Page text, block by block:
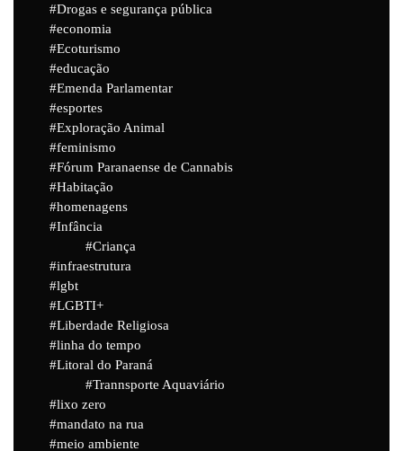
Drogas e segurança pública
economia
Ecoturismo
educação
Emenda Parlamentar
esportes
Exploração Animal
feminismo
Fórum Paranaense de Cannabis
Habitação
homenagens
Infância
Criança
infraestrutura
lgbt
LGBTI+
Liberdade Religiosa
linha do tempo
Litoral do Paraná
Trannsporte Aquaviário
lixo zero
mandato na rua
meio ambiente